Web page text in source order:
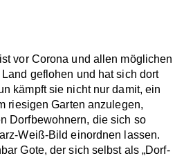
vor Corona und allen möglichen
geflohen und hat sich dort
kämpft sie nicht nur damit, ein
riesigen Garten anzulegen,
Dorfbewohnern, die sich so
Weiß-Bild einordnen lassen.
Gote, der sich selbst als „Dorf-